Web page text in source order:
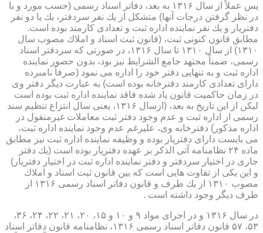
پس عملاً از سال ۱۳۱۶ به بعد، دفاتر اسناد رسمی (حسب مورد و با
در نظر گرفتن درجات آنها) متشكل از یك نفر سردفتر، یك یا دو نفر
دفتریار و یك نفر نماینده اداره ثبت و تعدادی كارمند بوده است.
مطابق قانون كنونی ثبت، (قانون ثبت اسناد و املاك مصوب سال
۱۳۱۰) از سال ۱۳۱۰ تا سال ۱۳۱۶، در صورتی كه سردفتر اسناد
رسمی، ضمناً مجتهد جامع الشرایط نیز بود، بدون حضور نماینده
اداره ثبت و به تنهایی دفتر خود را اداره می نمود (صرفاً نامبرده
دارای تعدادی كارمند دفترخانه بوده است) به عبارت دیگر دفتر وی
در زمان حاكمیت قانون یاد شده فاقد نماینده اداره ثبت بوده است
لیكن از این تاریخ به بعد، (ازسال ۱۳۱۶، یعنی سال انتزاع تنظیم سند
رسمی از اداره ثبت و عدم وجود دفتر ثبت معاملات غیرمنقول در
اداره مذكور) دفترخانه وی، علیرغم عدم وجود نماینده اداره ثبت،
می بایست دارای دفتریار بوده و وظیفه نماینده اداره ثبت نیز مطابق
ماده ۲۴ نظامنامه آتی الذكر بر عهده دفتریار بوده است (یك دفتر
جاری در اختیار سردفتر و دفتر نماینده اداره ثبت در اختیار دفتریار)
و این یكی از تفاوت هایی است كه بین قانون ثبت اسناد و املاك
مصوب ۱۳۱۰ از یك طرف و قانون دفاتر اسناد رسمی ۱۳۱۶ از
طرف دیگر وجود داشته است .
در سال ۱۳۱۶ و در اجرای مواد ۹ و ۱۰ و ۱۵، ۲۰، ۲۱، ۲۲، ۲۴، ۳۶،
۵۳، ۵۷ قانون دفاتر اسناد رسمی ۱۳۱۶، نظامنامه قانون دفاتر اسناد